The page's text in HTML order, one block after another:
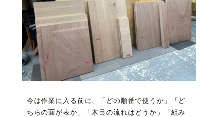
今は作業に入る前に、「どの順番で使うか」「ど
ちらの面が表か」「木目の流れはどうか」「組み